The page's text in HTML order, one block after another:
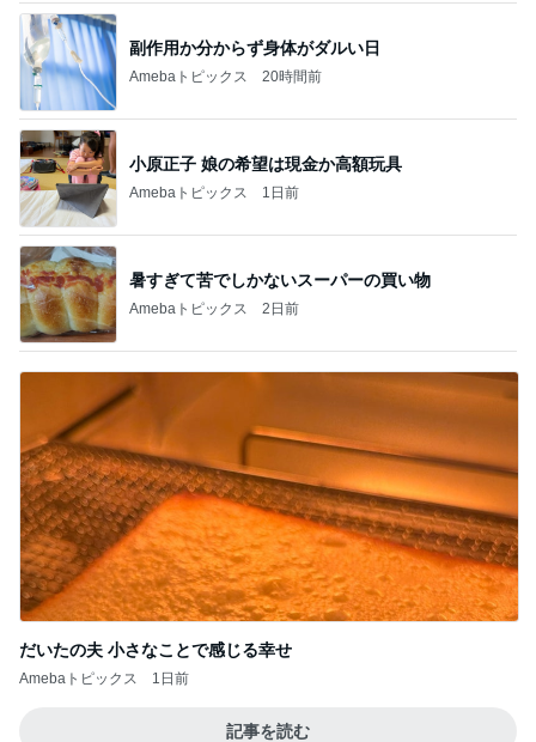
副作用か分からず身体がダルい日
Amebaトピックス 20時間前
小原正子 娘の希望は現金か高額玩具
Amebaトピックス 1日前
暑すぎて苦でしかないスーパーの買い物
Amebaトピックス 2日前
だいたの夫 小さなことで感じる幸せ
Amebaトピックス 1日前
記事を読む